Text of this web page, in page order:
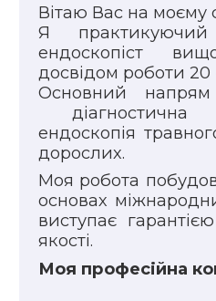
Вітаю Вас на моєму
Я
ендоскопіст
досвідом роботи 20
Основний
діагностична
ендоскопія
дорослих.
Моя робота
основах
виступає
якості.
Моя професійна